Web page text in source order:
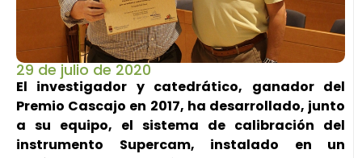
29 de julio de 2020
El investigador y catedrático, ganador del
Premio Cascajo en 2017, ha desarrollado, junto
a su equipo, el sistema de calibración del
instrumento Supercam, instalado en un